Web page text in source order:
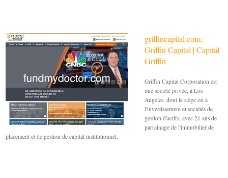
griffincapital.com:
Griffin Capital | Capital
Griffin
Griffin Capital Corporation est
une société privée, à Los
Angeles, dont le siège est à
l'investissement et sociétés de
gestion d'actifs, avec 21 ans de
parrainage de l'immobilier de
placement et de gestion de capital institutionnel.